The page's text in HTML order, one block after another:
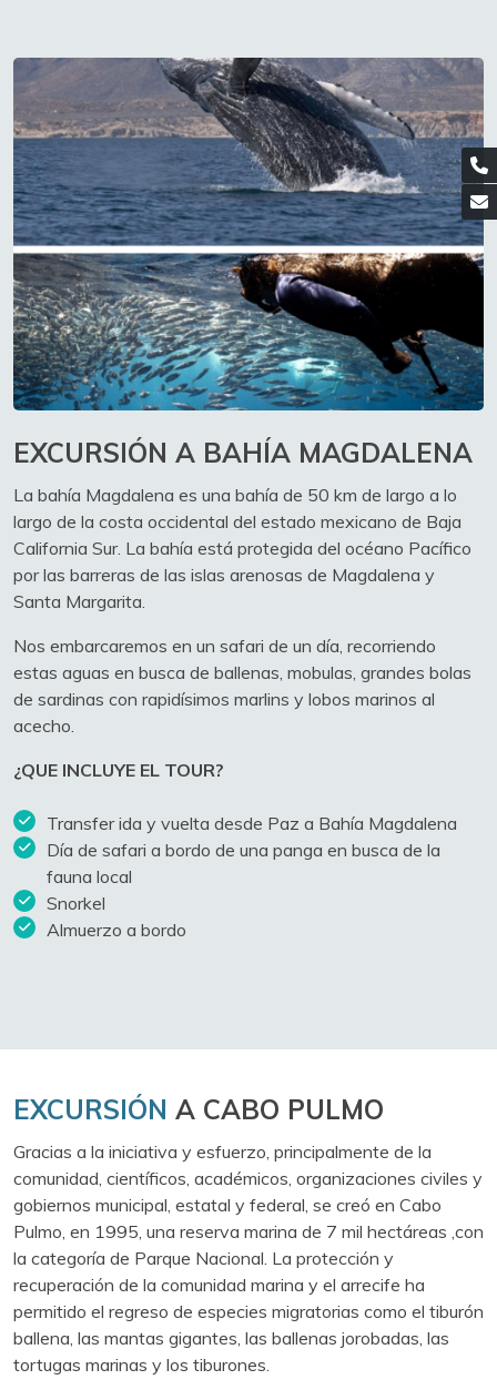
EXCURSIÓN A BAHÍA MAGDALENA
La bahía Magdalena es una bahía de 50 km de largo a lo
largo de la costa occidental del estado mexicano de Baja
California Sur. La bahía está protegida del océano Pacífico
por las barreras de las islas arenosas de Magdalena y
Santa Margarita.
Nos embarcaremos en un safari de un día, recorriendo
estas aguas en busca de ballenas, mobulas, grandes bolas
de sardinas con rapidísimos marlins y lobos marinos al
acecho.
¿QUE INCLUYE EL TOUR?
Transfer ida y vuelta desde Paz a Bahía Magdalena
Día de safari a bordo de una panga en busca de la
fauna local
Snorkel
Almuerzo a bordo
EXCURSIÓN A CABO PULMO
Gracias a la iniciativa y esfuerzo, principalmente de la
comunidad, científicos, académicos, organizaciones civiles y
gobiernos municipal, estatal y federal, se creó en Cabo
Pulmo, en 1995, una reserva marina de 7 mil hectáreas ,con
la categoría de Parque Nacional. La protección y
recuperación de la comunidad marina y el arrecife ha
permitido el regreso de especies migratorias como el tiburón
ballena, las mantas gigantes, las ballenas jorobadas, las
tortugas marinas y los tiburones.